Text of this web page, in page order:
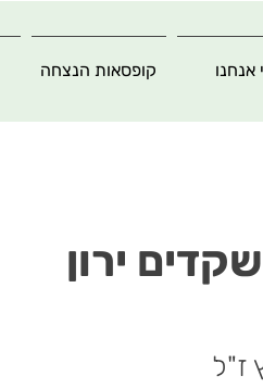
אנחנו קופסאות הנצחה
ירון
ז"ל